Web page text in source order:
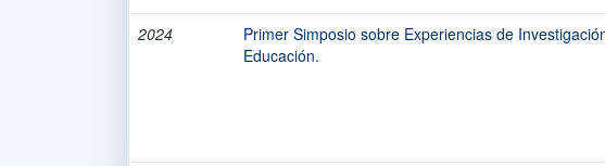
2024
Primer Simposio sobre Experiencias de
Educación.